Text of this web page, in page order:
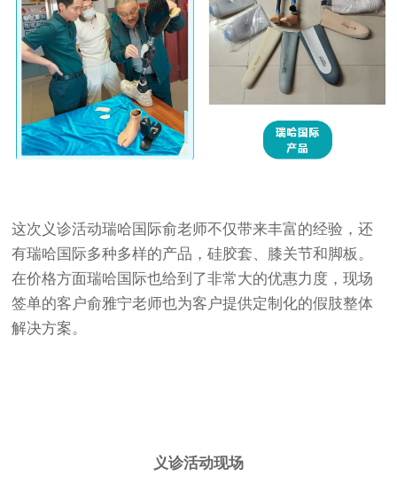
这次义诊活动瑞哈国际俞老师不仅带来丰富的经验，还
有瑞哈国际多种多样的产品，硅胶套、膝关节和脚板。
在价格方面瑞哈国际也给到了非常大的优惠力度，现场
签单的客户俞雅宁老师也为客户提供定制化的假肢整体
解决方案。
义诊活动现场